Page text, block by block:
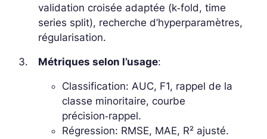
validation croisée adaptée (k‑fold, time
series split), recherche d’hyperparamètres,
régularisation.
Métriques selon l’usage:
Classification: AUC, F1, rappel de la
classe minoritaire, courbe
précision‑rappel.
Régression: RMSE, MAE, R² ajusté.